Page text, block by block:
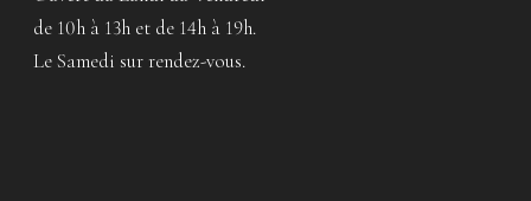
de 10h à 13h et de 14h à 19h.
Le Samedi sur rendez-vous.